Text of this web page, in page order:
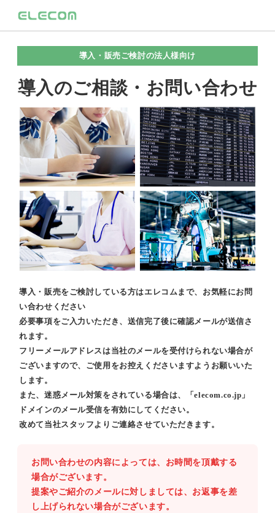
導入・販売ご検討の法人様向け
導入のご相談・お問い合わせ
導入・販売をご検討している方はエレコムまで、お気軽にお問
い合わせください
必要事項をご入力いただき、送信完了後に確認メールが送信さ
れます。
フリーメールアドレスは当社のメールを受付けられない場合が
ございますので、ご使用をお控えくださいますようお願いいた
します。
また、迷惑メール対策をされている場合は、「elecom.co.jp」
ドメインのメール受信を有効にしてください。
改めて当社スタッフよりご連絡させていただきます。
お問い合わせの内容によっては、お時間を頂戴する
場合がございます。
提案やご紹介のメールに対しましては、お返事を差
し上げられない場合がございます。